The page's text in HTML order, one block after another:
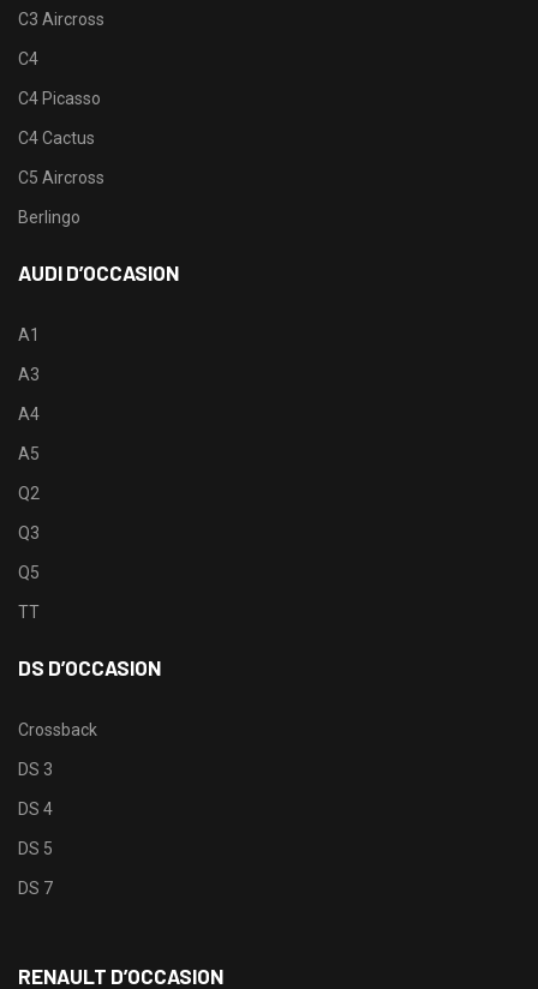
C3 Aircross
C4
C4 Picasso
C4 Cactus
C5 Aircross
Berlingo
AUDI D’OCCASION
A1
A3
A4
A5
Q2
Q3
Q5
TT
DS D’OCCASION
Crossback
DS 3
DS 4
DS 5
DS 7
RENAULT D’OCCASION